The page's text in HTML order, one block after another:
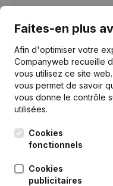
Capitaux propres
Marge brute
Personnel
Publicationsde AR
Faites-en plus
Afin d'optimiser votre
Companyweb recueille
vous utilisez ce site web.
vous permet de savoir
vous donne le contrôle
utilisées.
Cookies
fonctionnels
Cookies
publicitaires